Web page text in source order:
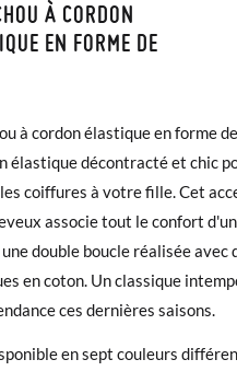
À CORDON
EN FORME DE
à cordon élastique en forme
élastique décontracté et chic
coiffures à votre fille. Cet
associe tout le confort
une double boucle réalisée avec
en coton. Un classique
ces dernières saisons.
en sept couleurs
ET RETOURS
la livraison est
sinon elle sera expédiée le
arrivent et ne
un retour gratuit.
un compte, connectez-
veuillez vous rendre sur notre